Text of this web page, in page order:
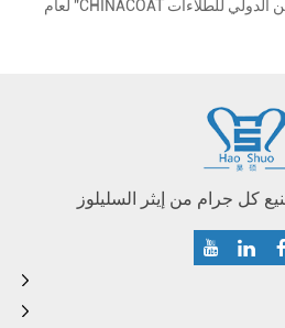
قوانغتشو لزيارة "معرض الصين الدولي للطلاءات CHINACOAT" لعام
كل جرام من إيثر السليلوز